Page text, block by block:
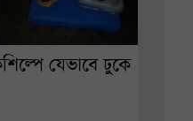
যেভাবে ঢুকে